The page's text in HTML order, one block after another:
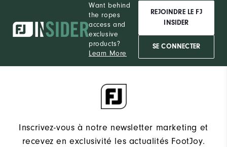
Want behind
the ropes
access and
exclusive
products?
Learn More
REJOINDRE LE FJ
INSIDER
SE CONNECTER
Inscrivez-vous à notre newsletter marketing et
recevez en exclusivité les actualités FootJoy.